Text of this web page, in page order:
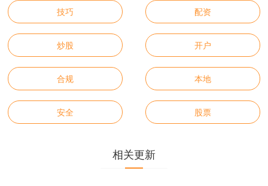
技巧 配资
炒股 开户
合规 本地
安全 股票
相关更新